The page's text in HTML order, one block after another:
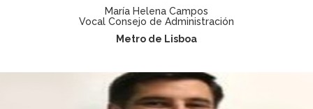
María Helena Campos
Vocal Consejo de Administración
Metro de Lisboa